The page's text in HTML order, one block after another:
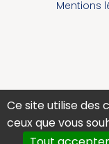
Mentions
Ce site utilise des
ceux que vous